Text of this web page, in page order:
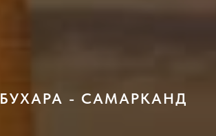
БУХАРА - САМАРКАНД